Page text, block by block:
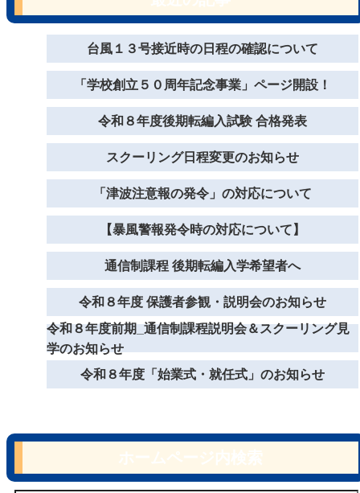
台風１３号接近時の日程の確認について
「学校創立５０周年記念事業」ページ開設！
令和８年度後期転編入試験 合格発表
スクーリング日程変更のお知らせ
「津波注意報の発令」の対応について
【暴風警報発令時の対応について】
通信制課程 後期転編入学希望者へ
令和８年度 保護者参観・説明会のお知らせ
令和８年度前期_通信制課程説明会＆スクーリング見
学のお知らせ
令和８年度「始業式・就任式」のお知らせ